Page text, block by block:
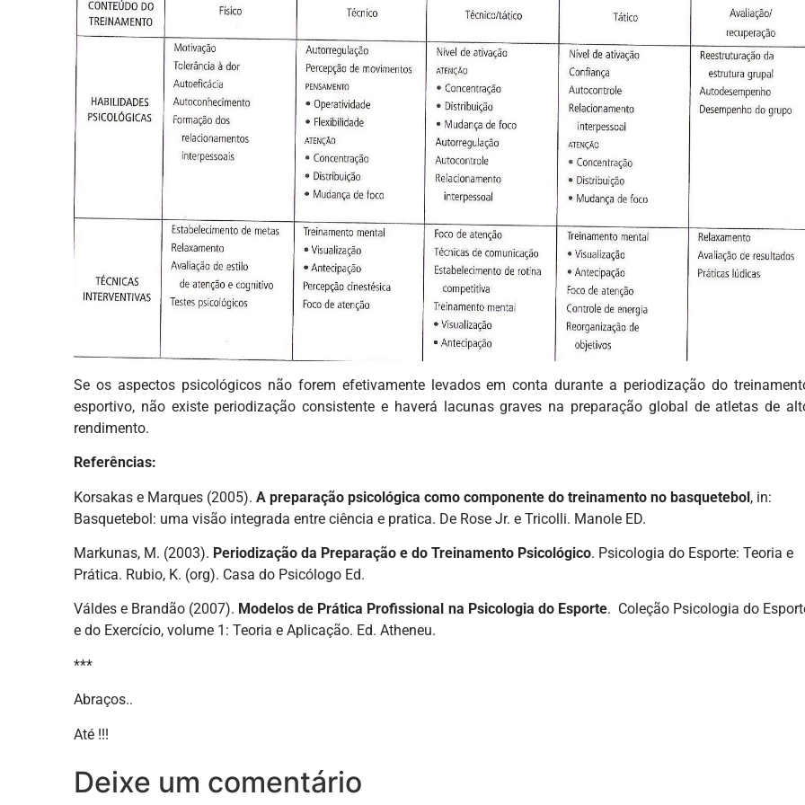
Se os aspectos psicológicos não forem efetivamente levados em conta durante a periodização do
esportivo, não existe periodização consistente e haverá lacunas graves na preparação global de atletas de
rendimento.
Referências:
Korsakas e Marques (2005). A preparação psicológica como componente do treinamento no basquetebol, in:
Basquetebol: uma visão integrada entre ciência e pratica. De Rose Jr. e Tricolli. Manole ED.
Markunas, M. (2003). Periodização da Preparação e do Treinamento Psicológico. Psicologia do Esporte: Teoria e
Prática. Rubio, K. (org). Casa do Psicólogo Ed.
Váldes e Brandão (2007). Modelos de Prática Profissional na Psicologia do Esporte. Coleção Psicologia do
e do Exercício, volume 1: Teoria e Aplicação. Ed. Atheneu.
***
Abraços..
Até !!!
Deixe um comentário